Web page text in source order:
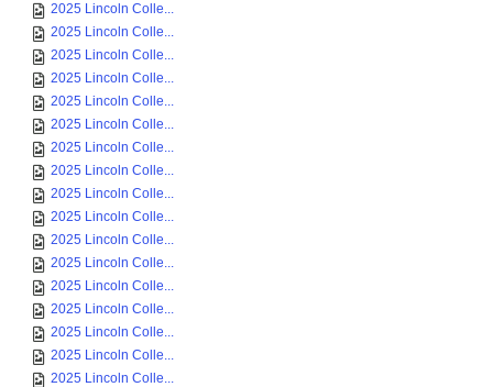
2025 Lincoln Colle...
2025 Lincoln Colle...
2025 Lincoln Colle...
2025 Lincoln Colle...
2025 Lincoln Colle...
2025 Lincoln Colle...
2025 Lincoln Colle...
2025 Lincoln Colle...
2025 Lincoln Colle...
2025 Lincoln Colle...
2025 Lincoln Colle...
2025 Lincoln Colle...
2025 Lincoln Colle...
2025 Lincoln Colle...
2025 Lincoln Colle...
2025 Lincoln Colle...
2025 Lincoln Colle...